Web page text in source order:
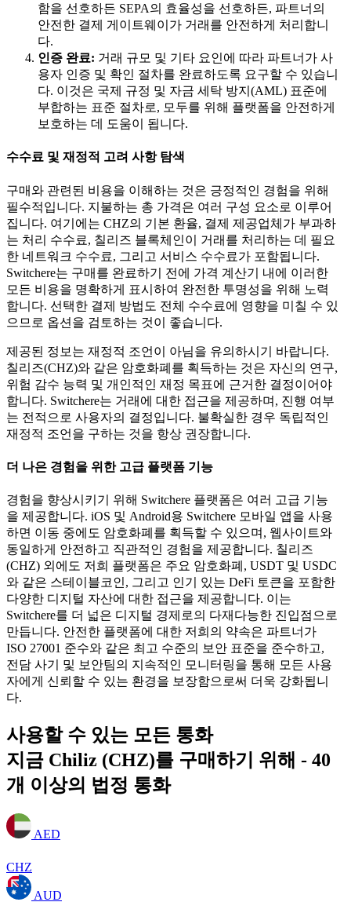
함을 선호하든 SEPA의 효율성을 선호하든, 파트너의
안전한 결제 게이트웨이가 거래를 안전하게 처리합니
다.
인증 완료: 거래 규모 및 기타 요인에 따라 파트너가 사
용자 인증 및 확인 절차를 완료하도록 요구할 수 있습니
다. 이것은 국제 규정 및 자금 세탁 방지(AML) 표준에
부합하는 표준 절차로, 모두를 위해 플랫폼을 안전하게
보호하는 데 도움이 됩니다.
수수료 및 재정적 고려 사항 탐색
구매와 관련된 비용을 이해하는 것은 긍정적인 경험을 위해
필수적입니다. 지불하는 총 가격은 여러 구성 요소로 이루어
집니다. 여기에는 CHZ의 기본 환율, 결제 제공업체가 부과하
는 처리 수수료, 칠리즈 블록체인이 거래를 처리하는 데 필요
한 네트워크 수수료, 그리고 서비스 수수료가 포함됩니다.
Switchere는 구매를 완료하기 전에 가격 계산기 내에 이러한
모든 비용을 명확하게 표시하여 완전한 투명성을 위해 노력
합니다. 선택한 결제 방법도 전체 수수료에 영향을 미칠 수 있
으므로 옵션을 검토하는 것이 좋습니다.
제공된 정보는 재정적 조언이 아님을 유의하시기 바랍니다.
칠리즈(CHZ)와 같은 암호화폐를 획득하는 것은 자신의 연구,
위험 감수 능력 및 개인적인 재정 목표에 근거한 결정이어야
합니다. Switchere는 거래에 대한 접근을 제공하며, 진행 여부
는 전적으로 사용자의 결정입니다. 불확실한 경우 독립적인
재정적 조언을 구하는 것을 항상 권장합니다.
더 나은 경험을 위한 고급 플랫폼 기능
경험을 향상시키기 위해 Switchere 플랫폼은 여러 고급 기능
을 제공합니다. iOS 및 Android용 Switchere 모바일 앱을 사용
하면 이동 중에도 암호화폐를 획득할 수 있으며, 웹사이트와
동일하게 안전하고 직관적인 경험을 제공합니다. 칠리즈
(CHZ) 외에도 저희 플랫폼은 주요 암호화폐, USDT 및 USDC
와 같은 스테이블코인, 그리고 인기 있는 DeFi 토큰을 포함한
다양한 디지털 자산에 대한 접근을 제공합니다. 이는
Switchere를 더 넓은 디지털 경제로의 다재다능한 진입점으로
만듭니다. 안전한 플랫폼에 대한 저희의 약속은 파트너가
ISO 27001 준수와 같은 최고 수준의 보안 표준을 준수하고,
전담 사기 및 보안팀의 지속적인 모니터링을 통해 모든 사용
자에게 신뢰할 수 있는 환경을 보장함으로써 더욱 강화됩니
다.
사용할 수 있는 모든 통화
지금 Chiliz (CHZ)를 구매하기 위해 - 40
개 이상의 법정 통화
AED
CHZ
AUD